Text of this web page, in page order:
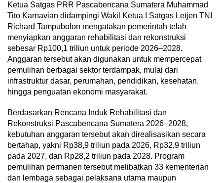
Ketua Satgas PRR Pascabencana Sumatera Muhammad
Tito Karnavian didampingi Wakil Ketua I Satgas Letjen TNI
Richard Tampubolon mengatakan pemerintah telah
menyiapkan anggaran rehabilitasi dan rekonstruksi
sebesar Rp100,1 triliun untuk periode 2026–2028.
Anggaran tersebut akan digunakan untuk mempercepat
pemulihan berbagai sektor terdampak, mulai dari
infrastruktur dasar, perumahan, pendidikan, kesehatan,
hingga penguatan ekonomi masyarakat.
Berdasarkan Rencana Induk Rehabilitasi dan
Rekonstruksi Pascabencana Sumatera 2026–2028,
kebutuhan anggaran tersebut akan direalisasikan secara
bertahap, yakni Rp38,9 triliun pada 2026, Rp32,9 triliun
pada 2027, dan Rp28,2 triliun pada 2028. Program
pemulihan permanen tersebut melibatkan 33 kementerian
dan lembaga sebagai pelaksana utama maupun